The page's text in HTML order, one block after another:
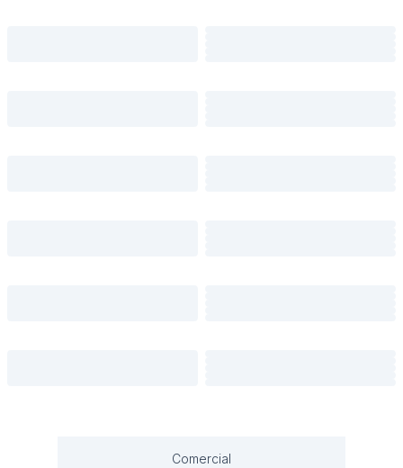
Comercial